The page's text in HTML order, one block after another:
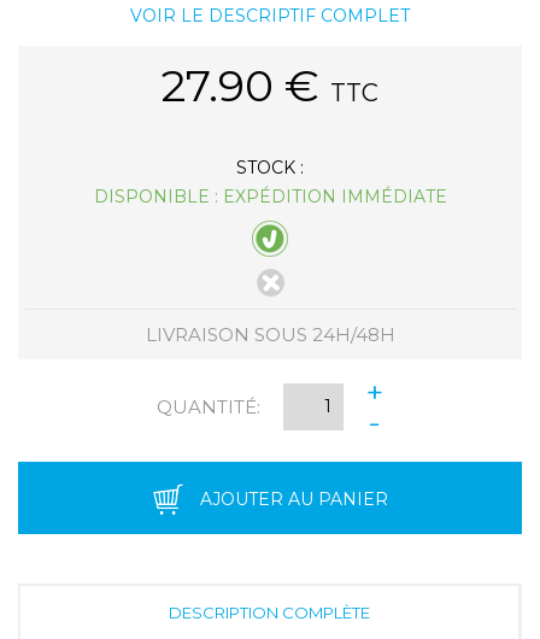
VOIR LE DESCRIPTIF COMPLET
27.90 € TTC
STOCK :
DISPONIBLE : EXPÉDITION IMMÉDIATE
LIVRAISON SOUS 24H/48H
QUANTITÉ:
+
-
AJOUTER AU PANIER
DESCRIPTION COMPLÈTE